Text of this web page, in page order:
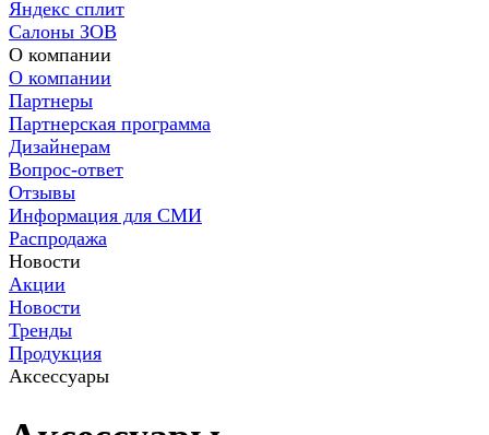
Яндекс сплит
Салоны ЗОВ
О компании
О компании
Партнеры
Партнерская программа
Дизайнерам
Вопрос-ответ
Отзывы
Информация для СМИ
Распродажа
Новости
Акции
Новости
Тренды
Продукция
Аксессуары